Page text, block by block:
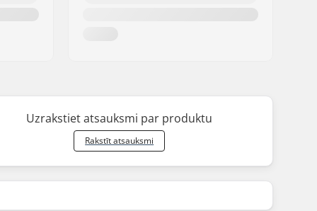
Uzrakstiet atsauksmi par produktu
Rakstīt atsauksmi